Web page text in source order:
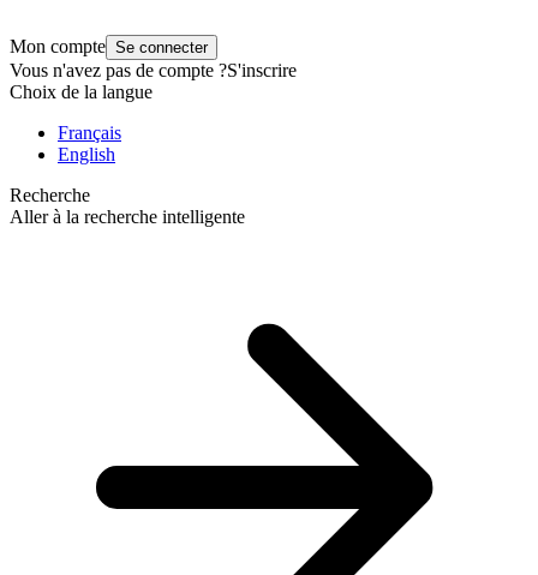
Mon compte Se connecter
Vous n'avez pas de compte ?S'inscrire
Choix de la langue
Français
English
Recherche
Aller à la recherche intelligente